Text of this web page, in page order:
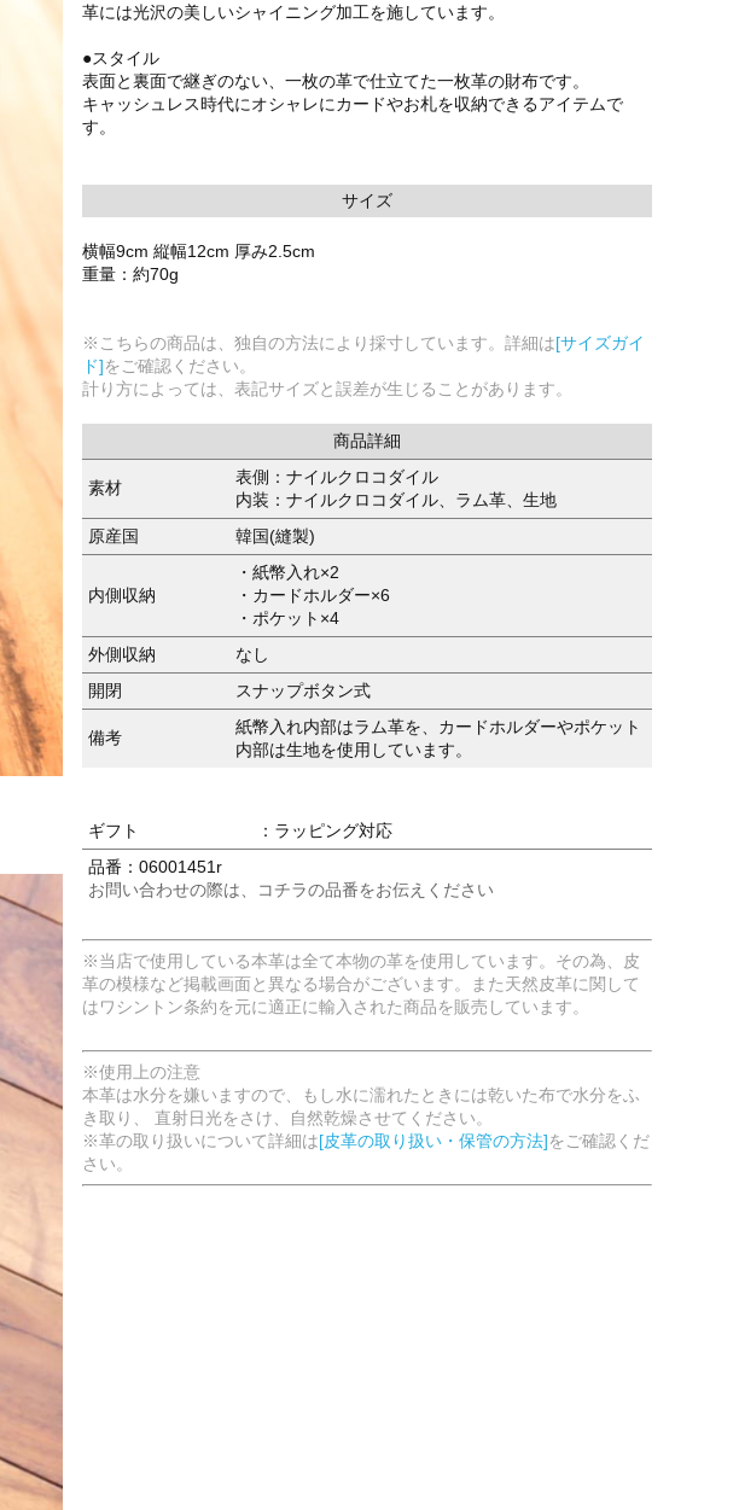
革には光沢の美しいシャイニング加工を施しています。
●スタイル
表面と裏面で継ぎのない、一枚の革で仕立てた一枚革の財布です。
キャッシュレス時代にオシャレにカードやお札を収納できるアイテムで
す。
サイズ
横幅9cm 縦幅12cm 厚み2.5cm
重量：約70g
※こちらの商品は、独自の方法により採寸しています。詳細は[サイズガイ
ド]をご確認ください。
計り方によっては、表記サイズと誤差が生じることがあります。
商品詳細
素材
表側：ナイルクロコダイル
内装：ナイルクロコダイル、ラム革、生地
原産国
韓国(縫製)
内側収納
・紙幣入れ×2
・カードホルダー×6
・ポケット×4
外側収納
なし
開閉
スナップボタン式
備考
紙幣入れ内部はラム革を、カードホルダーやポケット
内部は生地を使用しています。
ギフト
：ラッピング対応
品番：06001451r
お問い合わせの際は、コチラの品番をお伝えください
※当店で使用している本革は全て本物の革を使用しています。その為、皮
革の模様など掲載画面と異なる場合がございます。また天然皮革に関して
はワシントン条約を元に適正に輸入された商品を販売しています。
※使用上の注意
本革は水分を嫌いますので、もし水に濡れたときには乾いた布で水分をふ
き取り、 直射日光をさけ、自然乾燥させてください。
※革の取り扱いについて詳細は[皮革の取り扱い・保管の方法]をご確認くだ
さい。